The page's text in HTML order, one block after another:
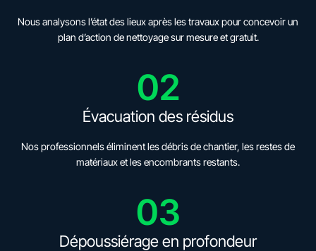
Nous analysons l’état des lieux après les travaux pour concevoir un
plan d’action de nettoyage sur mesure et gratuit.
02
Évacuation des résidus
Nos professionnels éliminent les débris de chantier, les restes de
matériaux et les encombrants restants.
03
Dépoussiérage en profondeur